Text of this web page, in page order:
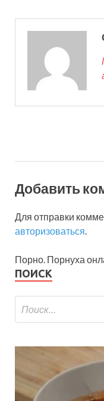
Добавить
Для отправки
авторизоваться.
Порно. Порнуха
ПОИСК